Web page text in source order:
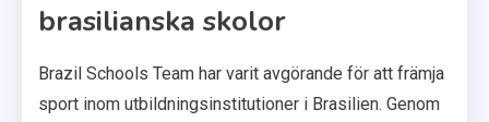
brasilianska skolor
Brazil Schools Team har varit avgörande för att främja
sport inom utbildningsinstitutioner i Brasilien. Genom